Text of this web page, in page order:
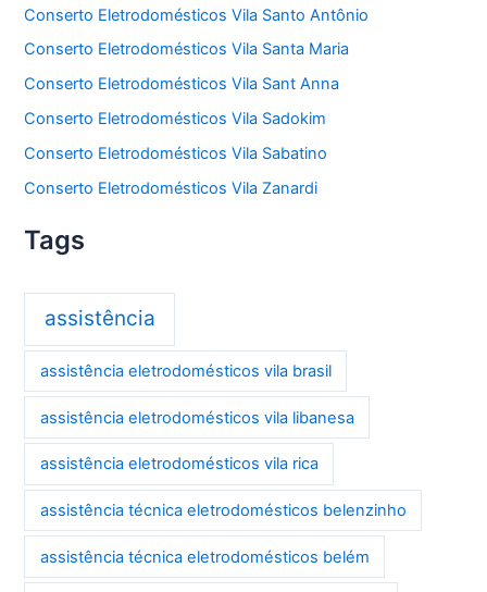
Conserto Eletrodomésticos Vila Santo Antônio
Conserto Eletrodomésticos Vila Santa Maria
Conserto Eletrodomésticos Vila Sant Anna
Conserto Eletrodomésticos Vila Sadokim
Conserto Eletrodomésticos Vila Sabatino
Conserto Eletrodomésticos Vila Zanardi
Tags
assistência
assistência eletrodomésticos vila brasil
assistência eletrodomésticos vila libanesa
assistência eletrodomésticos vila rica
assistência técnica eletrodomésticos belenzinho
assistência técnica eletrodomésticos belém